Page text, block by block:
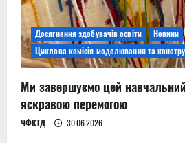
Досягнення здобувачів освіти
Новини
Циклова комісія моделювання та
Ми завершуємо цей
яскравою перемогою
ЧФКТД 30.06.2026